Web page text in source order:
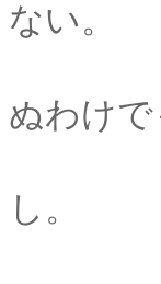
ない。
重症
ぬわけで
剣心
し。
そ